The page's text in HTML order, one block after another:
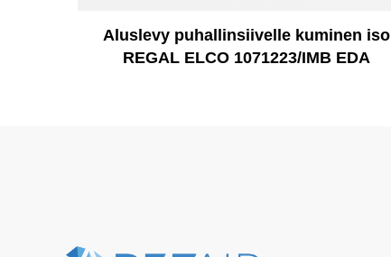
Aluslevy puhallinsiivelle kuminen iso
REGAL ELCO 1071223/IMB EDA